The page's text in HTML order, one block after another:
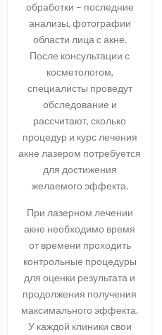
обработки – последние
анализы, фотографии
области лица с акне.
После консультации с
косметологом,
специалисты проведут
обследование и
рассчитают, сколько
процедур и курс лечения
акне лазером потребуется
для достижения
желаемого эффекта.
При лазерном лечении
акне необходимо время
от времени проходить
контрольные процедуры
для оценки результата и
продолжения получения
максимального эффекта.
У каждой клиники свои